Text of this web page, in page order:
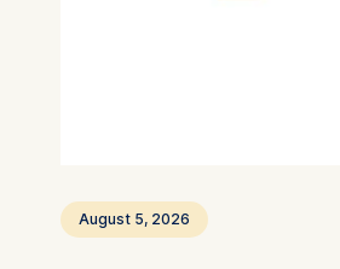
August 5, 2026